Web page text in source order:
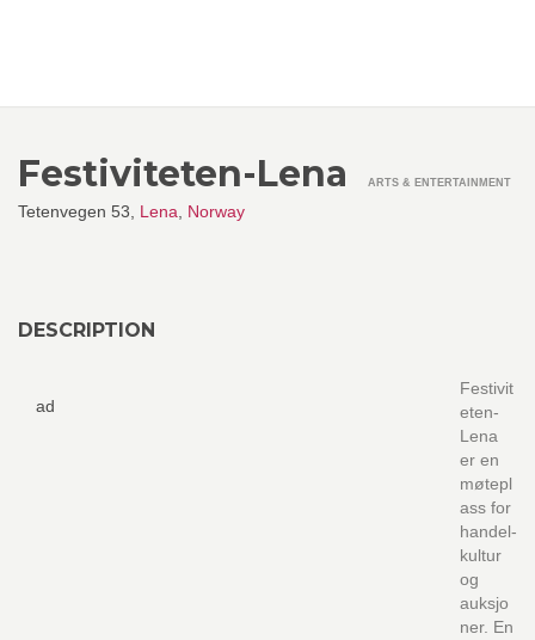
Festiviteten-Lena
Tetenvegen 53, Lena Norway
ARTS & ENTERTAINMENT
DESCRIPTION
ad
Festivit
eten-
Lena
er en
møtepl
ass for
handel-
kultur
og
auksjo
ner. En